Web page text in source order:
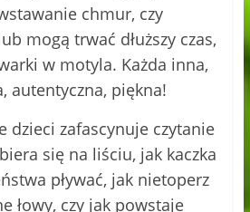
chmur, czy
mogą trwać dłuższy czas,
w motyla. Każda inna,
autentyczna, piękna!
dzieci zafascynuje czytanie
się na liściu, jak kaczka
pływać, jak nietoperz
łowy, czy jak powstaje